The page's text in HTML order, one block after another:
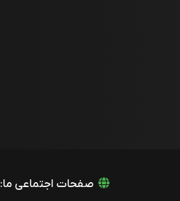
صفحات اجتماعی ما: